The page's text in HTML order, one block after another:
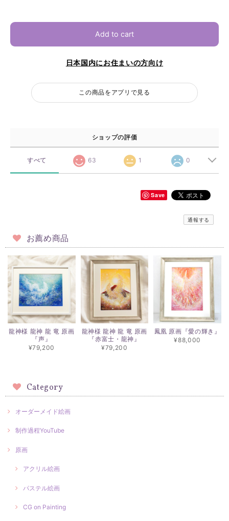
Add to cart
日本国内にお住まいの方向け
この商品をアプリで見る
ショップの評価
すべて 63 1 0
Save
通報する
お薦め商品
龍神様 龍神 龍 竜 原画
『声』
¥79,200
龍神様 龍神 龍 竜 原画
『赤富士・龍神』
¥79,200
鳳凰 原画『愛の輝き』
¥88,000
Category
オーダーメイド絵画
制作過程YouTube
原画
アクリル絵画
パステル絵画
CG on Painting